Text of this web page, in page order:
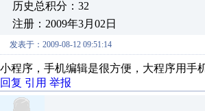
历史总积分：32
注册：2009年3月02日
发表于：2009-08-12 09:51:14
小程序，手机编辑是很方便，大程序用手
回复 引用 举报